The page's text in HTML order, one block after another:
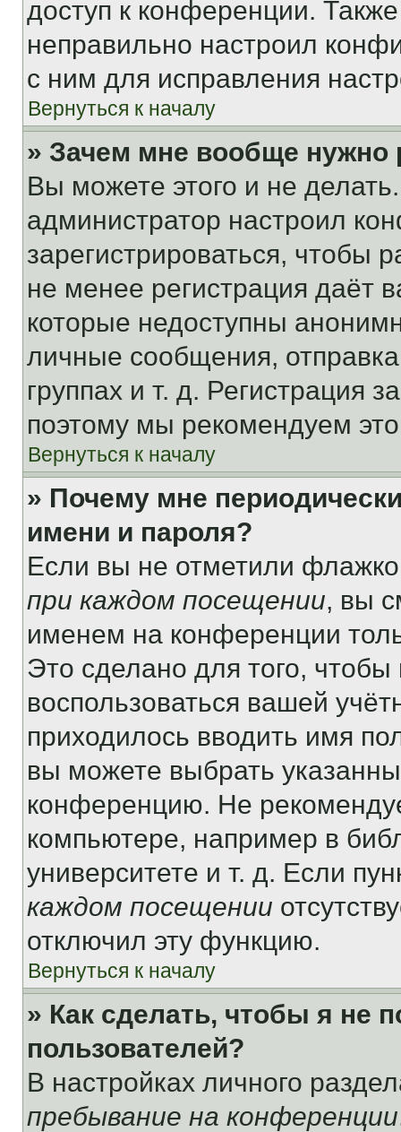
доступ к конференции.
неправильно настроил
с ним для исправления
Вернуться к началу
» Зачем мне вообще нужно
Вы можете этого и не
администратор настроил
зарегистрироваться, чтобы
не менее регистрация даёт
которые недоступны
личные сообщения,
группах и т. д. Регистрация
поэтому мы рекомендуем
Вернуться к началу
» Почему мне
имени и пароля?
Если вы не отметили
при каждом посещении, вы
именем на конференции
Это сделано для того, чтобы
воспользоваться вашей
приходилось вводить имя
вы можете выбрать
конференцию. Не
компьютере, например в
университете и т. д. Если
каждом посещении
отключил эту функцию.
Вернуться к началу
» Как сделать, чтобы я не
пользователей?
В настройках личного
пребывание на конференции